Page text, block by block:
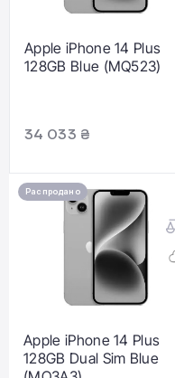
Apple iPhone 14 Plus
128GB Blue (MQ523)
34 033 ₴
Распродано
Apple iPhone 14 Plus
128GB Dual Sim Blue